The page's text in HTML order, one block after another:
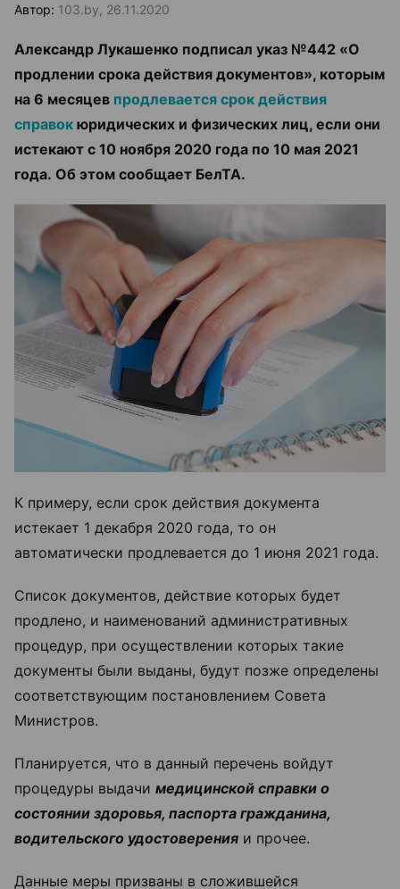
Автор: 103.by, 26.11.2020
Александр Лукашенко подписал указ №442 «О
продлении срока действия документов», которым
на 6 месяцев продлевается срок действия
справок юридических и физических лиц, если они
истекают с 10 ноября 2020 года по 10 мая 2021
года. Об этом сообщает БелТА.
К примеру, если срок действия документа
истекает 1 декабря 2020 года, то он
автоматически продлевается до 1 июня 2021 года.
Список документов, действие которых будет
продлено, и наименований административных
процедур, при осуществлении которых такие
документы были выданы, будут позже определены
соответствующим постановлением Совета
Министров.
Планируется, что в данный перечень войдут
процедуры выдачи медицинской справки о
состоянии здоровья, паспорта гражданина,
водительского удостоверения и прочее.
Данные меры призваны в сложившейся